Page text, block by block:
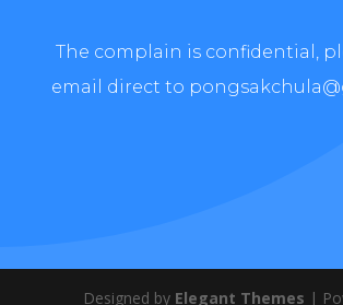
The complain is confidential,
email direct to
Designed by Elegant Themes |